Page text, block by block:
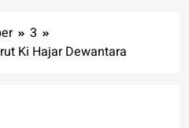
3
Ki Hajar Dewantara